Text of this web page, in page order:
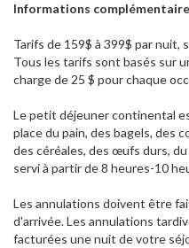
Informations
Tarifs de 159$ à 399$ par nuit,
Tous les tarifs sont basés sur
charge de 25 $ pour chaque
Le petit déjeuner continental
place du pain, des bagels, des
des céréales, des œufs durs,
servi à partir de 8 heures-10
Les annulations doivent être
d'arrivée. Les annulations
facturées une nuit de votre